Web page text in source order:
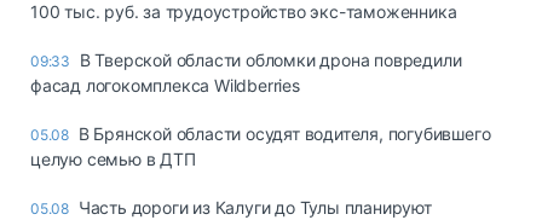
100 тыс. руб. за трудоустройство экс-таможенника
09:33
В Тверской области обломки дрона повредили
фасад логокомплекса Wildberries
05.08 В Брянской области осудят водителя, погубившего
целую семью в ДТП
05.08 Часть дороги из Калуги до Тулы планируют